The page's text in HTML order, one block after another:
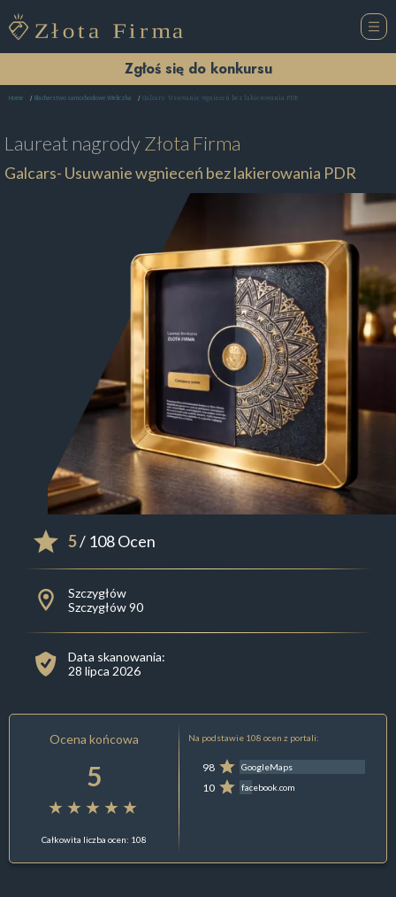
Zgłoś się do konkursu
Home Blacharstwo samochodowe Wieliczka Galcars- Usuwanie wgnieceń bez lakierowania PDR
Laureat nagrodyZłota Firma
Galcars- Usuwanie wgnieceń bez lakierowania PDR
5/ 108 Ocen
Szczygłów
Szczygłów 90
Data skanowania:
28 lipca 2026
Ocena końcowa
5
Całkowita liczba ocen: 108
Na podstawie 108 ocen z portali:
98 GoogleMaps
10 facebook.com